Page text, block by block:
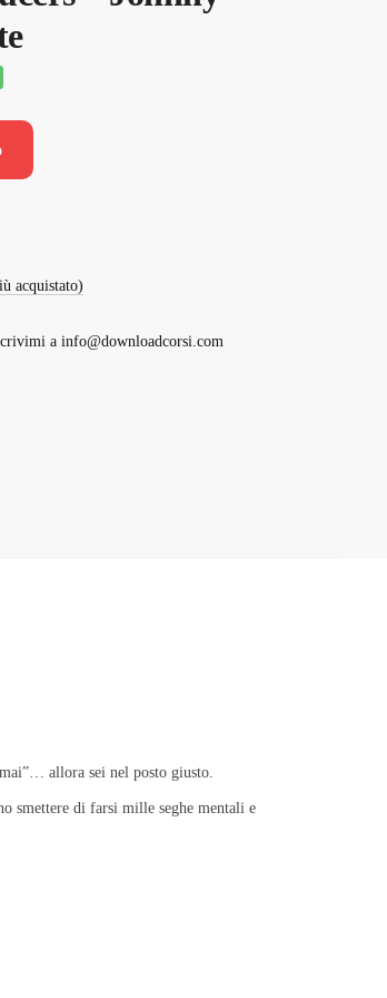
acquistato)
a info@downloadcorsi.com
allora sei nel posto giusto.
smettere di farsi mille seghe mentali e